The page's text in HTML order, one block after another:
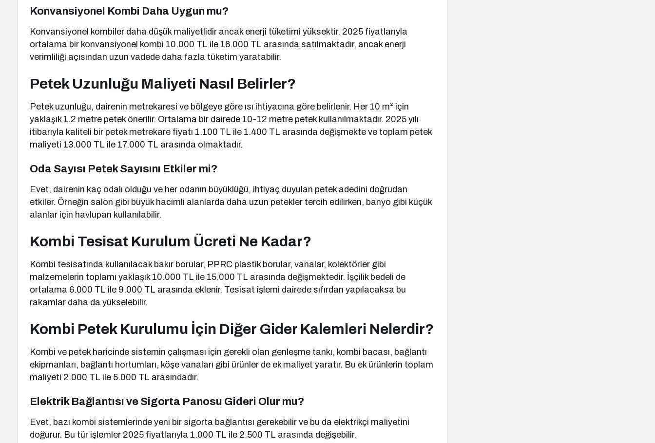
Konvansiyonel Kombi Daha Uygun mu?
Konvansiyonel kombiler daha düşük maliyetlidir ancak enerji tüketimi yüksektir. 2025 fiyatlarıyla
ortalama bir konvansiyonel kombi 10.000 TL ile 16.000 TL arasında satılmaktadır, ancak enerji
verimliliği açısından uzun vadede daha fazla tüketim yaratabilir.
Petek Uzunluğu Maliyeti Nasıl Belirler?
Petek uzunluğu, dairenin metrekaresi ve bölgeye göre ısı ihtiyacına göre belirlenir. Her 10 m² için
yaklaşık 1.2 metre petek önerilir. Ortalama bir dairede 10-12 metre petek kullanılmaktadır. 2025 yılı
itibarıyla kaliteli bir petek metrekare fiyatı 1.100 TL ile 1.400 TL arasında değişmekte ve toplam petek
maliyeti 13.000 TL ile 17.000 TL arasında olmaktadır.
Oda Sayısı Petek Sayısını Etkiler mi?
Evet, dairenin kaç odalı olduğu ve her odanın büyüklüğü, ihtiyaç duyulan petek adedini doğrudan
etkiler. Örneğin salon gibi büyük hacimli alanlarda daha uzun petekler tercih edilirken, banyo gibi küçük
alanlar için havlupan kullanılabilir.
Kombi Tesisat Kurulum Ücreti Ne Kadar?
Kombi tesisatında kullanılacak bakır borular, PPRC plastik borular, vanalar, kolektörler gibi
malzemelerin toplamı yaklaşık 10.000 TL ile 15.000 TL arasında değişmektedir. İşçilik bedeli de
ortalama 6.000 TL ile 9.000 TL arasında eklenir. Tesisat işlemi dairede sıfırdan yapılacaksa bu
rakamlar daha da yükselebilir.
Kombi Petek Kurulumu İçin Diğer Gider Kalemleri Nelerdir?
Kombi ve petek haricinde sistemin çalışması için gerekli olan genleşme tankı, kombi bacası, bağlantı
ekipmanları, bağlantı hortumları, köşe vanaları gibi ürünler de ek maliyet yaratır. Bu ek ürünlerin toplam
maliyeti 2.000 TL ile 5.000 TL arasındadır.
Elektrik Bağlantısı ve Sigorta Panosu Gideri Olur mu?
Evet, bazı kombi sistemlerinde yeni bir sigorta bağlantısı gerekebilir ve bu da elektrikçi maliyetini
doğurur. Bu tür işlemler 2025 fiyatlarıyla 1.000 TL ile 2.500 TL arasında değişebilir.